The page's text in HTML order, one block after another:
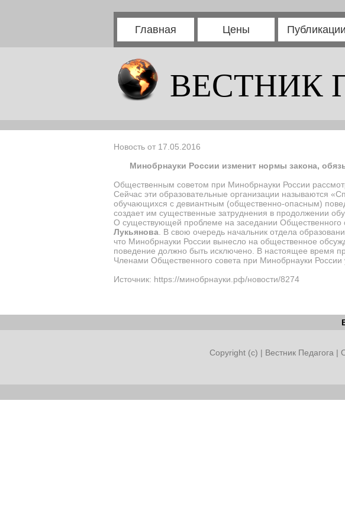
Главная Цены Публикации
ВЕСТНИК
Новость от 17.05.2016
Минобрнауки России изменит нормы закона,
Общественным советом при Минобрнауки России
Сейчас эти образовательные организации называются
обучающихся с девиантным (общественно-опасным)
создает им существенные затруднения в продолжении
О существующей проблеме на заседании Общественного
Лукьянова . В свою очередь начальник отдела
что Минобрнауки России вынесло на общественное
поведение должно быть исключено. В настоящее время
Членами Общественного совета при Минобрнауки
Источник: https://минобрнауки.рф/новости/8274
Copyright (c) | Вестник Педагога |